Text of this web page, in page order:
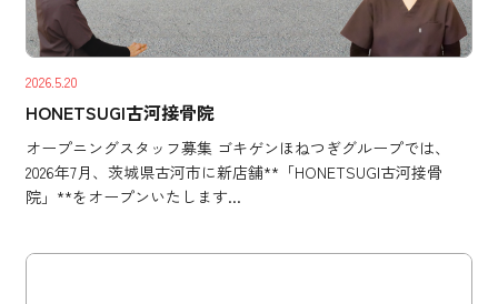
2026.5.20
HONETSUGI古河接骨院
オープニングスタッフ募集 ゴキゲンほねつぎグループでは、
2026年7月、茨城県古河市に新店舗**「HONETSUGI古河接骨
院」**をオープンいたします...